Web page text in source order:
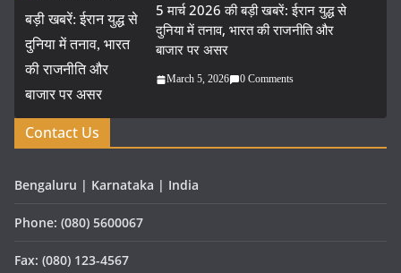
5 मार्च 2026 की बड़ी खबरें: ईरान युद्ध से
दुनिया में तनाव, भारत की राजनीति और
बाजार पर असर
March 5, 2026 0 Comments
Contact Us
Bengaluru | Karnataka | India
Phone: (080) 5600067
Fax: (080) 123-4567